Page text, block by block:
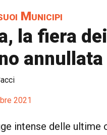
Municipi
la fiera
2021
intense delle ultime